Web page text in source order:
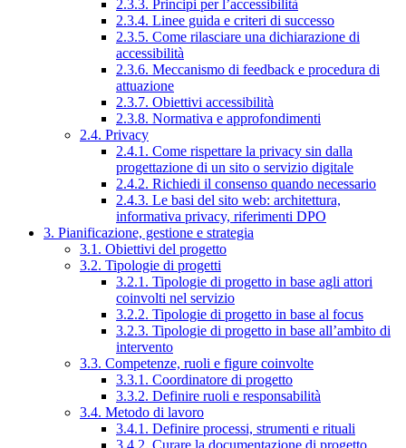
2.3.3. Principi per l’accessibilità
2.3.4. Linee guida e criteri di successo
2.3.5. Come rilasciare una dichiarazione di
accessibilità
2.3.6. Meccanismo di feedback e procedura di
attuazione
2.3.7. Obiettivi accessibilità
2.3.8. Normativa e approfondimenti
2.4. Privacy
2.4.1. Come rispettare la privacy sin dalla
progettazione di un sito o servizio digitale
2.4.2. Richiedi il consenso quando necessario
2.4.3. Le basi del sito web: architettura,
informativa privacy, riferimenti DPO
3. Pianificazione, gestione e strategia
3.1. Obiettivi del progetto
3.2. Tipologie di progetti
3.2.1. Tipologie di progetto in base agli attori
coinvolti nel servizio
3.2.2. Tipologie di progetto in base al focus
3.2.3. Tipologie di progetto in base all’ambito di
intervento
3.3. Competenze, ruoli e figure coinvolte
3.3.1. Coordinatore di progetto
3.3.2. Definire ruoli e responsabilità
3.4. Metodo di lavoro
3.4.1. Definire processi, strumenti e rituali
3.4.2. Curare la documentazione di progetto